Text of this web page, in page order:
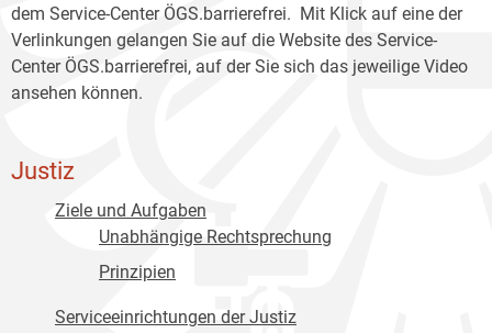
dem Service-Center ÖGS.barrierefrei. Mit Klick auf eine der
Verlinkungen gelangen Sie auf die Website des Service-
Center ÖGS.barrierefrei, auf der Sie sich das jeweilige Video
ansehen können.
Justiz
Ziele und Aufgaben
Unabhängige Rechtsprechung
Prinzipien
Serviceeinrichtungen der Justiz